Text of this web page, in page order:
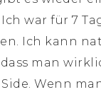
war für 7
Ich kann
man
Wenn